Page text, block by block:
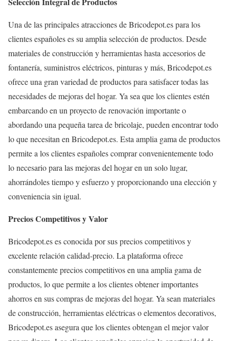
Una de las principales atracciones de Bricodepot.es para los
clientes españoles es su amplia selección de productos. Desde
materiales de construcción y herramientas hasta accesorios de
fontanería, suministros eléctricos, pinturas y más, Bricodepot.es
ofrece una gran variedad de productos para satisfacer todas las
necesidades de mejoras del hogar. Ya sea que los clientes estén
embarcando en un proyecto de renovación importante o
abordando una pequeña tarea de bricolaje, pueden encontrar todo
lo que necesitan en Bricodepot.es. Esta amplia gama de productos
permite a los clientes españoles comprar convenientemente todo
lo necesario para las mejoras del hogar en un solo lugar,
ahorrándoles tiempo y esfuerzo y proporcionando una elección y
conveniencia sin igual.
Precios Competitivos y Valor
Bricodepot.es es conocida por sus precios competitivos y
excelente relación calidad-precio. La plataforma ofrece
constantemente precios competitivos en una amplia gama de
productos, lo que permite a los clientes obtener importantes
ahorros en sus compras de mejoras del hogar. Ya sean materiales
de construcción, herramientas eléctricas o elementos decorativos,
Bricodepot.es asegura que los clientes obtengan el mejor valor